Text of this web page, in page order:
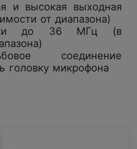
и высокая выходная
от диапазона)
до 36 МГц (в
соединение
головку микрофона